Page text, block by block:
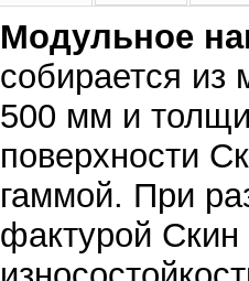
Модульное
собирается из
500 мм и
поверхности
гаммой. При
фактурой